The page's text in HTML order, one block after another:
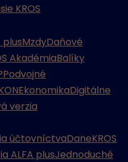
KROS
plusMzdyDaňové
AkadémiaBalíky
Podvojné
EkonomikaDigitálne
verzia
účtovníctvaDaneKROS
ALFA plusJednoduché